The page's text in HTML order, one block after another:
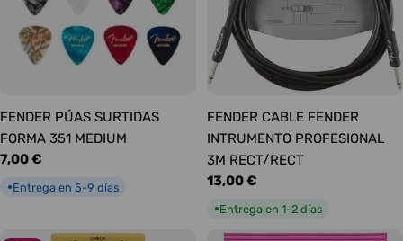
FENDER PÚAS SURTIDAS
FORMA 351 MEDIUM
Precio
7,00 €
●Entrega en 5-9 días
FENDER CABLE FENDER
INTRUMENTO PROFESIONAL
3M RECT/RECT
Precio
13,00 €
●Entrega en 1-2 días